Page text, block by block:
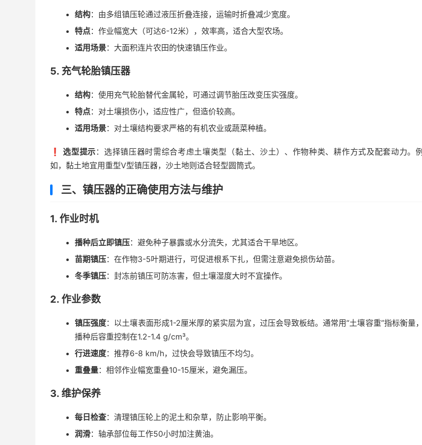
结构：由多组镇压轮通过液压折叠连接，运输时折叠减少宽度。
特点：作业幅宽大（可达6-12米），效率高，适合大型农场。
适用场景：大面积连片农田的快速镇压作业。
5. 充气轮胎镇压器
结构：使用充气轮胎替代金属轮，可通过调节胎压改变压实强度。
特点：对土壤损伤小，适应性广，但造价较高。
适用场景：对土壤结构要求严格的有机农业或蔬菜种植。
❗ 选型提示 ：选择镇压器时需综合考虑土壤类型（黏土、沙土）、作物种类、耕作方式及配套动力。例
如，黏土地宜用重型V型镇压器，沙土地则适合轻型圆筒式。
三、镇压器的正确使用方法与维护
1. 作业时机
播种后立即镇压：避免种子暴露或水分流失，尤其适合干旱地区。
苗期镇压：在作物3-5叶期进行，可促进根系下扎，但需注意避免损伤幼苗。
冬季镇压：封冻前镇压可防冻害，但土壤湿度大时不宜操作。
2. 作业参数
镇压强度：以土壤表面形成1-2厘米厚的紧实层为宜，过压会导致板结。通常用“土壤容重”指标衡量，
播种后容重控制在1.2-1.4 g/cm³。
行进速度：推荐6-8 km/h，过快会导致镇压不均匀。
重叠量：相邻作业幅宽重叠10-15厘米，避免漏压。
3. 维护保养
每日检查：清理镇压轮上的泥土和杂草，防止影响平衡。
润滑：轴承部位每工作50小时加注黄油。